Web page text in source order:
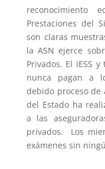
reconocimiento
Prestaciones del
son claras
la ASN ejerce
Privados. El IESS
nunca pagan a
debido proceso de
del Estado ha
a las
privados. Los
exámenes sin